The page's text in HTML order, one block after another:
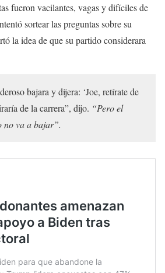
fueron vacilantes, vagas y difíciles de
sortear las preguntas sobre su
la idea de que su partido considerara
bajara y dijera: ‘Joe, retírate de
de la carrera”, dijo. “Pero el
no va a bajar”.